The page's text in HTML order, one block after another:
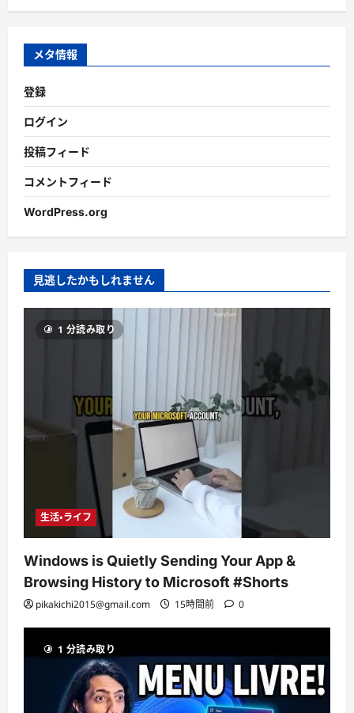
カ
ブ
メタ情報
登録
ログイン
投稿フィード
コメントフィード
WordPress.org
見逃したかもしれません
1 分読み取り
生活・ライフ
Windows is Quietly Sending Your App &
Browsing History to Microsoft #Shorts
pikakichi2015@gmail.com 15時間前 0
1 分読み取り